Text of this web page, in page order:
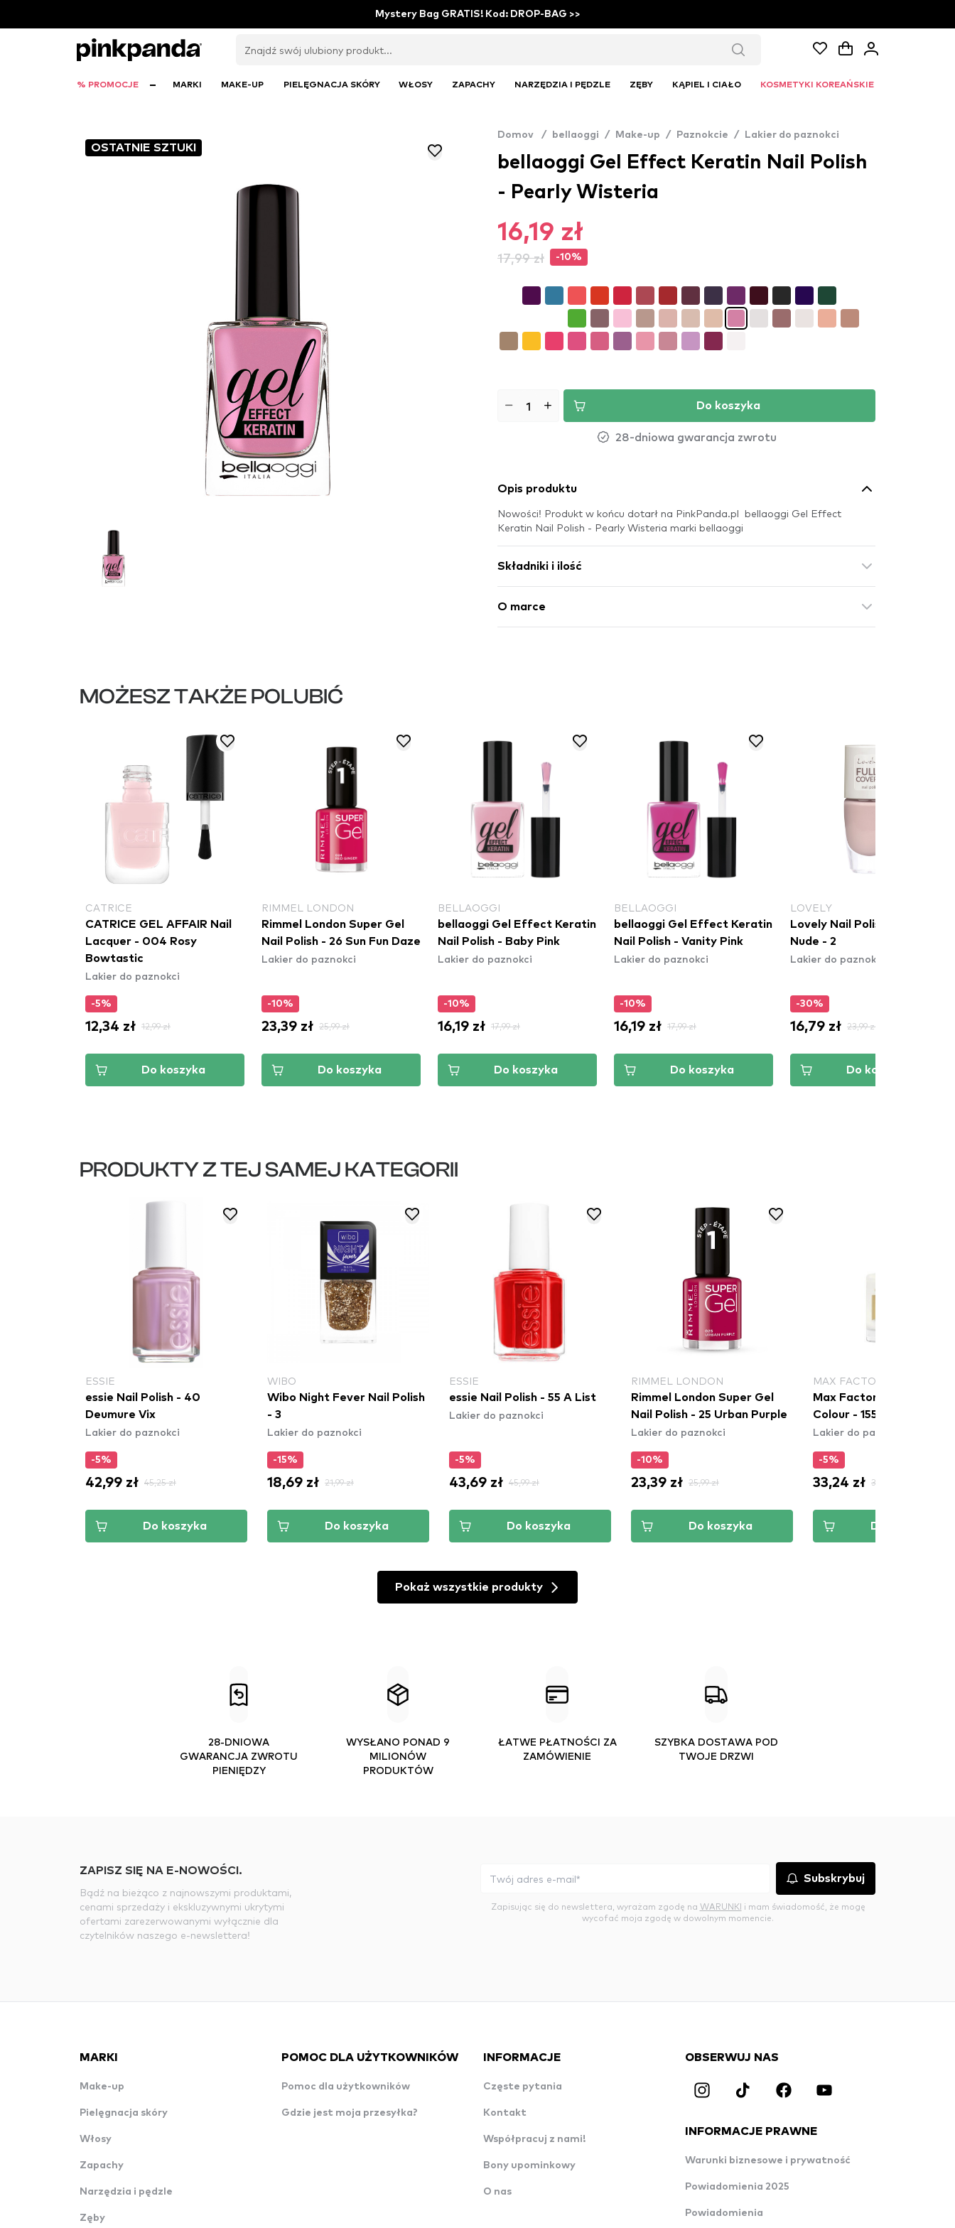
Mystery Bag GRATIS! Kod: DROP-BAG >>
% PROMOCJE MARKI MAKE-UP PIELĘGNACJA SKÓRY WŁOSY ZAPACHY NARZĘDZIA I PĘDZLE ZĘBY KĄPIEL I CIAŁO KOSMETYKI KOREAŃSKIE
OSTATNIE SZTUKI
Domov / bellaoggi / Make-up / Paznokcie / Lakier do paznokci
bellaoggi Gel Effect Keratin Nail Polish
- Pearly Wisteria
16,19 zł
17,99 zł -10%
Do koszyka
28-dniowa gwarancja zwrotu
Opis produktu
Nowości! Produkt w końcu dotarł na PinkPanda.pl bellaoggi Gel Effect
Keratin Nail Polish - Pearly Wisteria marki bellaoggi
Składniki i ilość
O marce
MOŻESZ TAKŻE POLUBIĆ
CATRICE
CATRICE GEL AFFAIR Nail
Lacquer - 004 Rosy
Bowtastic
Lakier do paznokci
-5%
12,34 zł 12,99 zł
Do koszyka
RIMMEL LONDON
Rimmel London Super Gel
Nail Polish - 26 Sun Fun Daze
Lakier do paznokci
-10%
23,39 zł 25,99 zł
Do koszyka
BELLAOGGI
bellaoggi Gel Effect Keratin
Nail Polish - Baby Pink
Lakier do paznokci
-10%
16,19 zł 17,99 zł
Do koszyka
BELLAOGGI
bellaoggi Gel Effect Keratin
Nail Polish - Vanity Pink
Lakier do paznokci
-10%
16,19 zł 17,99 zł
Do koszyka
LOVELY
Lovely Nail Polish Full Cover
Nude - 2
Lakier do paznokci
-30%
16,79 zł 23,99 zł
Do koszyka
PRODUKTY Z TEJ SAMEJ KATEGORII
ESSIE
essie Nail Polish - 40
Deumure Vix
Lakier do paznokci
-5%
42,99 zł 45,25 zł
Do koszyka
WIBO
Wibo Night Fever Nail Polish
- 3
Lakier do paznokci
-15%
18,69 zł 21,99 zł
Do koszyka
ESSIE
essie Nail Polish - 55 A List
Lakier do paznokci
-5%
43,69 zł 45,99 zł
Do koszyka
RIMMEL LONDON
Rimmel London Super Gel
Nail Polish - 25 Urban Purple
Lakier do paznokci
-10%
23,39 zł 25,99 zł
Do koszyka
MAX FACTOR
Max Factor Miracle Pure
Colour - 155 Coconut Milk
Lakier do paznokci
-5%
33,24 zł 34,99 zł
Do koszyka
Pokaż wszystkie produkty
28-DNIOWA
GWARANCJA ZWROTU
PIENIĘDZY
WYSŁANO PONAD 9
MILIONÓW
PRODUKTÓW
ŁATWE PŁATNOŚCI ZA
ZAMÓWIENIE
SZYBKA DOSTAWA POD
TWOJE DRZWI
ZAPISZ SIĘ NA E-NOWOŚCI.
Bądź na bieżąco z najnowszymi produktami,
cenami sprzedaży i ekskluzywnymi ukrytymi
ofertami zarezerwowanymi wyłącznie dla
czytelników naszego e-newslettera!
Subskrybuj
Zapisując się do newslettera, wyrażam zgodę na WARUNKI i mam świadomość, że mogę
wycofać moja zgodę w dowolnym momencie.
MARKI
Make-up
Pielęgnacja skóry
Włosy
Zapachy
Narzędzia i pędzle
Zęby
POMOC DLA UŻYTKOWNIKÓW
Pomoc dla użytkowników
Gdzie jest moja przesyłka?
INFORMACJE
Częste pytania
Kontakt
Współpracuj z nami!
Bony upominkowy
O nas
OBSERWUJ NAS
INFORMACJE PRAWNE
Warunki biznesowe i prywatność
Powiadomienia 2025
Powiadomienia